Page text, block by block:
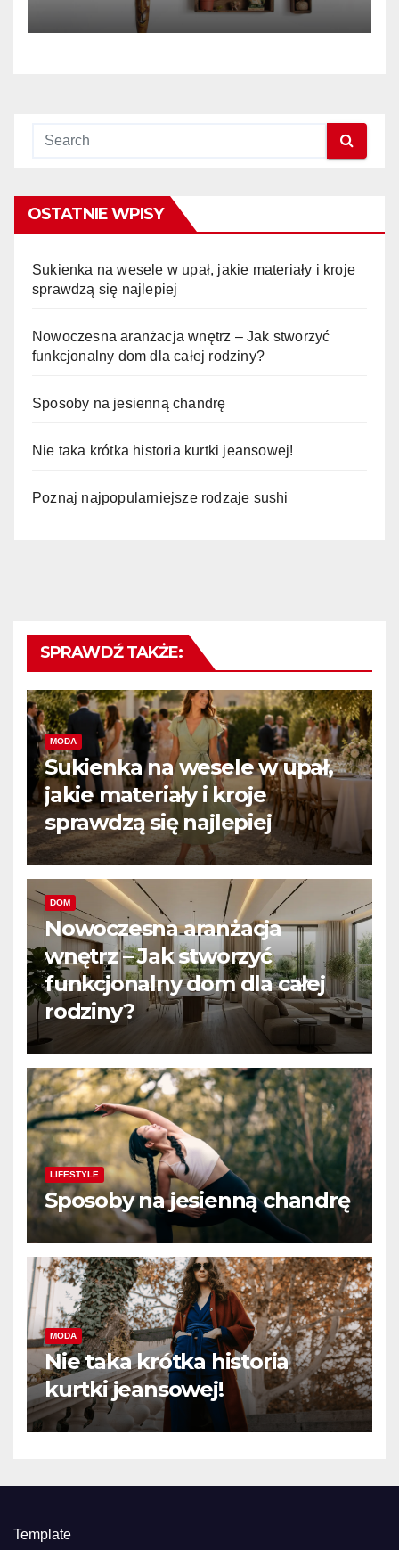
OSTATNIE WPISY
Sukienka na wesele w upał, jakie materiały i kroje
sprawdzą się najlepiej
Nowoczesna aranżacja wnętrz – Jak stworzyć
funkcjonalny dom dla całej rodziny?
Sposoby na jesienną chandrę
Nie taka krótka historia kurtki jeansowej!
Poznaj najpopularniejsze rodzaje sushi
SPRAWDŹ TAKŻE:
MODA
Sukienka na wesele w upał,
jakie materiały i kroje
sprawdzą się najlepiej
DOM
Nowoczesna aranżacja
wnętrz – Jak stworzyć
funkcjonalny dom dla całej
rodziny?
LIFESTYLE
Sposoby na jesienną chandrę
MODA
Nie taka krótka historia
kurtki jeansowej!
Template